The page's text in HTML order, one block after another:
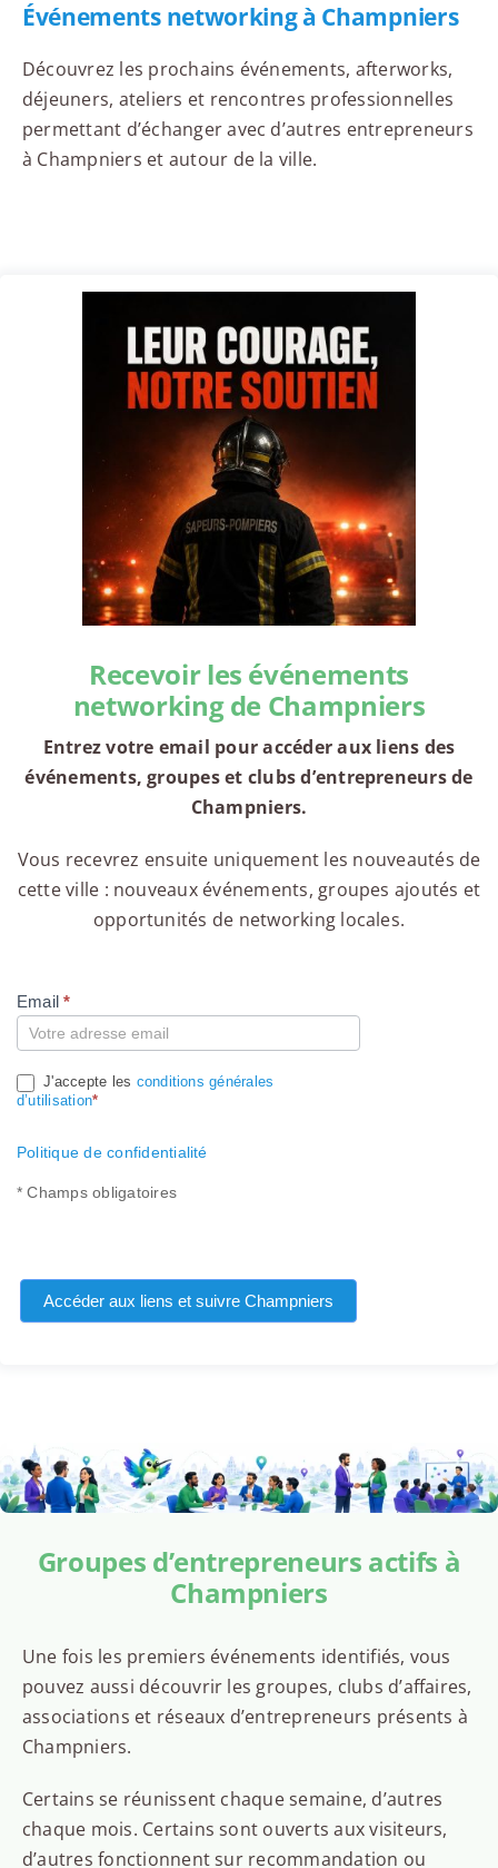
Événements networking à Champniers
Découvrez les prochains événements, afterworks,
déjeuners, ateliers et rencontres professionnelles
permettant d’échanger avec d’autres entrepreneurs
à Champniers et autour de la ville.
Recevoir les événements
networking de Champniers
Entrez votre email pour accéder aux liens des
événements, groupes et clubs d’entrepreneurs de
Champniers.
Vous recevrez ensuite uniquement les nouveautés de
cette ville : nouveaux événements, groupes ajoutés et
opportunités de networking locales.
Compte
Email*
J'accepte les conditions générales
d’utilisation*
Politique de confidentialité
* Champs obligatoires
Accéder aux liens et suivre Champniers
Groupes d’entrepreneurs actifs à
Champniers
Une fois les premiers événements identifiés, vous
pouvez aussi découvrir les groupes, clubs d’affaires,
associations et réseaux d’entrepreneurs présents à
Champniers.
Certains se réunissent chaque semaine, d’autres
chaque mois. Certains sont ouverts aux visiteurs,
d’autres fonctionnent sur recommandation ou